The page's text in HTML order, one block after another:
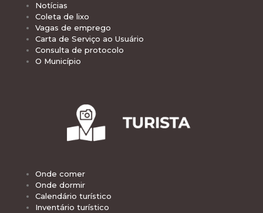
Notícias
Coleta de lixo
Vagas de emprego
Carta de Serviço ao Usuário
Consulta de protocolo
O Município
Onde comer
Onde dormir
Calendário turístico
Inventário turístico